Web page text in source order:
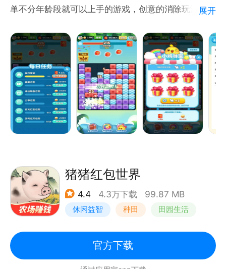
单不分年龄段就可以上手的游戏，创意的消除玩法带你
展开
猪猪红包世界
4.4 4.3万下载 99.87 MB
休闲益智 种田 田园生活
官方下载